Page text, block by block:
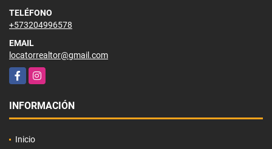
TELÉFONO
+573204996578
EMAIL
locatorrealtor@gmail.com
FacebookInstagram
INFORMACIÓN
Inicio